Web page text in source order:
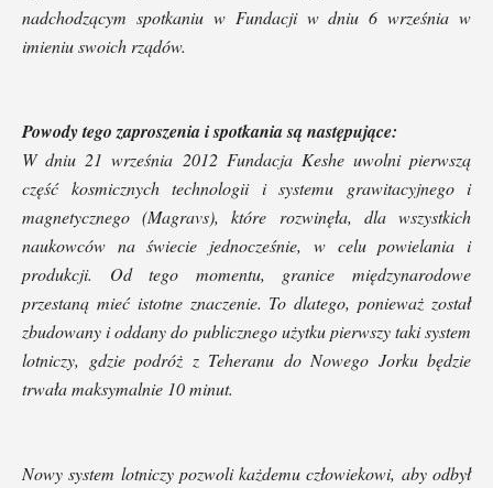
nadchodzącym spotkaniu w Fundacji w dniu 6 września w
imieniu swoich rządów.
Powody tego zaproszenia i spotkania są następujące:
W dniu 21 września 2012 Fundacja Keshe uwolni pierwszą
część kosmicznych technologii i systemu grawitacyjnego i
magnetycznego (Magravs), które rozwinęła, dla wszystkich
naukowców na świecie jednocześnie, w celu powielania i
produkcji. Od tego momentu, granice międzynarodowe
przestaną mieć istotne znaczenie. To dlatego, ponieważ został
zbudowany i oddany do publicznego użytku pierwszy taki system
lotniczy, gdzie podróż z Teheranu do Nowego Jorku będzie
trwała maksymalnie 10 minut.
Nowy system lotniczy pozwoli każdemu człowiekowi, aby odbył